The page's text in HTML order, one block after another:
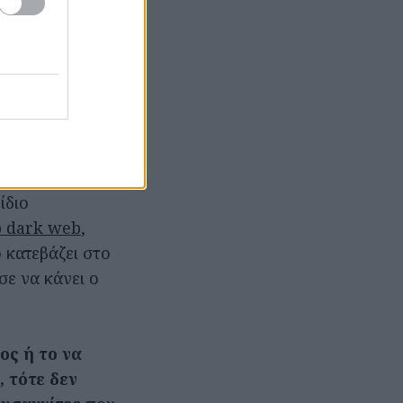
τα όρια
με
το στήθος,
dark web,
στο
να κάνει ο
ή το να
τότε δεν